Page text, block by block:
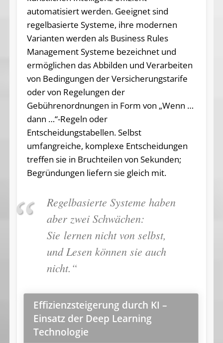
automatisiert werden. Geeignet sind
regelbasierte Systeme, ihre modernen
Varianten werden als Business Rules
Management Systeme bezeichnet und
ermöglichen das Abbilden und Verarbeiten
von Bedingungen der Versicherungstarife
oder von Regelungen der
Gebührenordnungen in Form von „Wenn …
dann …“-Regeln oder
Entscheidungstabellen. Selbst
umfangreiche, komplexe Entscheidungen
treffen sie in Bruchteilen von Sekunden;
Begründungen liefern sie gleich mit.
Regelbasierte Systeme haben
aber zwei Schwächen:
Sie lernen nicht von selbst,
und Lesen können sie auch
nicht.“
Effizienzsteigerung durch KI –
Einsatz der Deep Learning
Technologie